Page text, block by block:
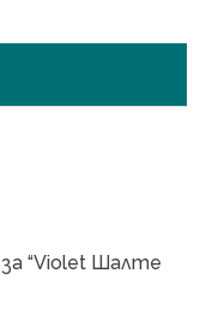
“Violet Шалте